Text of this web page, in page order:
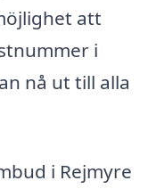
att
i
nå ut till alla
i Rejmyre